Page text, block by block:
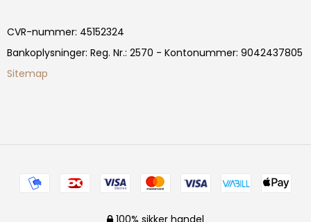
CVR-nummer: 45152324
Bankoplysninger: Reg. Nr.: 2570 - Kontonummer: 9042437805
Sitemap